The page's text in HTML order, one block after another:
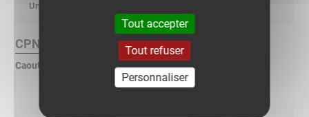
CPN Finition :
Caoutchouc Polyamide Nylon
Tout accepter
Tout refuser
Personnaliser